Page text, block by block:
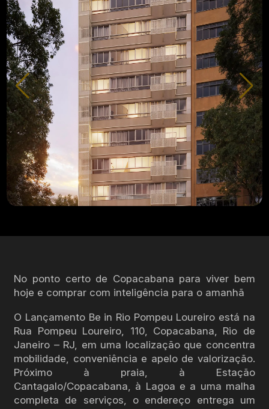
No ponto certo de Copacabana para viver bem
hoje e comprar com inteligência para o amanhã
O Lançamento Be in Rio Pompeu Loureiro está na
Rua Pompeu Loureiro, 110, Copacabana, Rio de
Janeiro – RJ, em uma localização que concentra
mobilidade, conveniência e apelo de valorização.
Próximo à praia, à Estação
Cantagalo/Copacabana, à Lagoa e a uma malha
completa de serviços, o endereço entrega um